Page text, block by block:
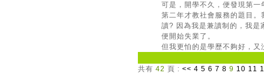
可是，開學不久，便發現第
第二年才教社會服務的題目
讀? 因為我是兼讀制的，我是
便開始失業了。
但我更怕的是學歷不夠好，
共有 42 頁 : << 4 5 6 7 8 9 10 11